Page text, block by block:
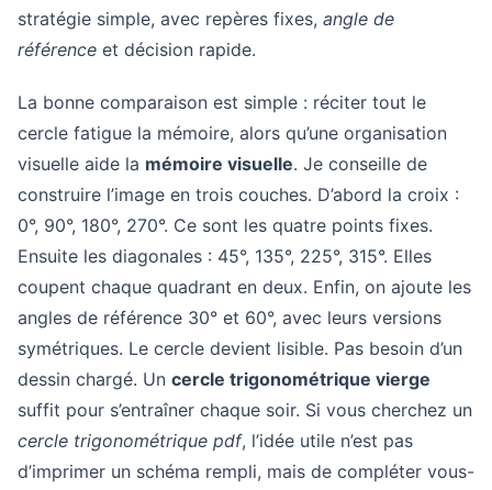
stratégie simple, avec repères fixes, angle de
référence et décision rapide.
La bonne comparaison est simple : réciter tout le
cercle fatigue la mémoire, alors qu’une organisation
visuelle aide la mémoire visuelle. Je conseille de
construire l’image en trois couches. D’abord la croix :
0°, 90°, 180°, 270°. Ce sont les quatre points fixes.
Ensuite les diagonales : 45°, 135°, 225°, 315°. Elles
coupent chaque quadrant en deux. Enfin, on ajoute les
angles de référence 30° et 60°, avec leurs versions
symétriques. Le cercle devient lisible. Pas besoin d’un
dessin chargé. Un cercle trigonométrique vierge
suffit pour s’entraîner chaque soir. Si vous cherchez un
cercle trigonométrique pdf, l’idée utile n’est pas
d’imprimer un schéma rempli, mais de compléter vous-